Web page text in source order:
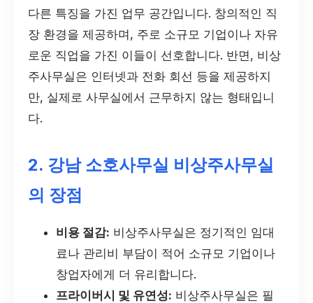
다른 특징을 가진 업무 공간입니다. 창의적인 직
장 환경을 제공하며, 주로 소규모 기업이나 자유
로운 직업을 가진 이들이 선호합니다. 반면, 비상
주사무실은 인터넷과 전화 회선 등을 제공하지
만, 실제로 사무실에서 근무하지 않는 형태입니
다.
2. 강남 소호사무실 비상주사무실
의 장점
비용 절감: 비상주사무실은 정기적인 임대
료나 관리비 부담이 적어 소규모 기업이나
창업자에게 더 유리합니다.
프라이버시 및 유연성: 비상주사무실은 필